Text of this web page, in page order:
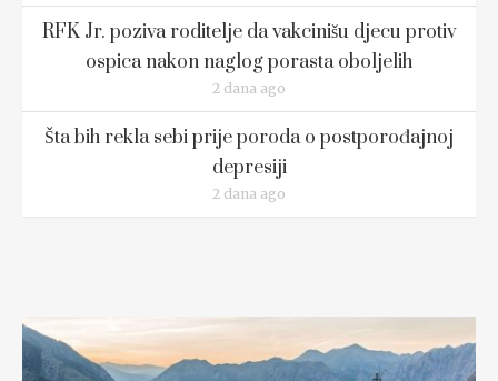
RFK Jr. poziva roditelje da vakcinišu djecu protiv
ospica nakon naglog porasta oboljelih
2 dana ago
Šta bih rekla sebi prije poroda o postporođajnoj
depresiji
2 dana ago